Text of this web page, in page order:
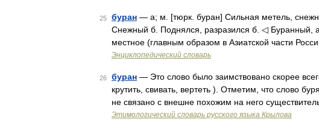
25 буран — а; м. [тюрк. буран] Сильная метель,
Снежный б. Поднялся, разразился б. ◁ Буранный,
местное (главным образом в Азиатской части
Энциклопедический словарь
26 буран — Это слово было заимствовано скорее
крутить, свивать, вертеть ). Отметим, что слово
не связано с внешне похожим на него
Этимологический словарь русского языка Крылова